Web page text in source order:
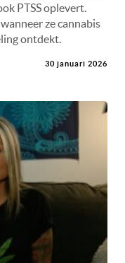
PTSS oplevert.
ze cannabis
ontdekt.
30 januari 2026